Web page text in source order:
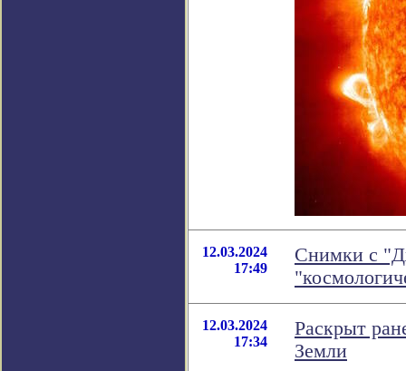
12.03.2024
17:49
Снимки с
12.03.2024
17:34
Раскрыт
Земли